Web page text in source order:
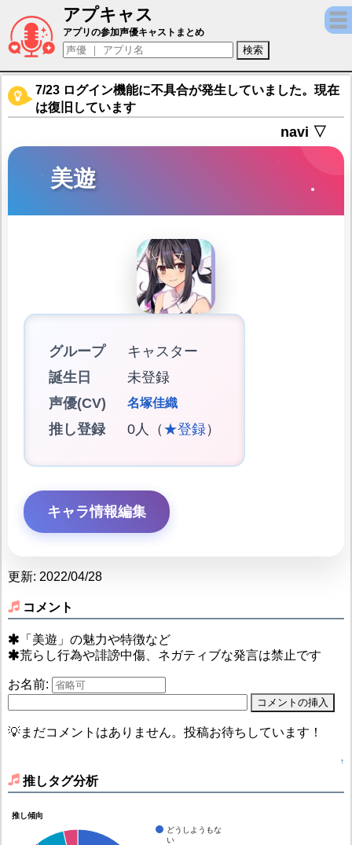
アプキャス
美遊（声優：名塚佳織)【Fate/Grand Order
アプリの参加声優キャストまとめ
7/23 ログイン機能に不具合が発生していました。現在
は復旧しています
navi ▽
美遊
グループ
キャスター
誕生日
未登録
声優(CV)
名塚佳織
推し登録 0人（ ★登録）
キャラ情報編集
更新: 2022/04/28
コメント
「美遊」の魅力や特徴など
荒らし行為や誹謗中傷、ネガティブな発言は禁止です
お名前:
💡まだコメントはありません。投稿お待ちしています！
↑
推しタグ分析
推し傾向
どうしようもな
い